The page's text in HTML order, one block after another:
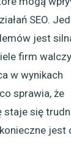
SEO.
jest
firm
w wynikach
sprawia, że
staje się
jest